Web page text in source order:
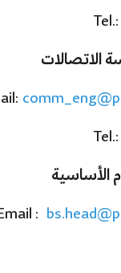
الاتصالات
الأساسية
: